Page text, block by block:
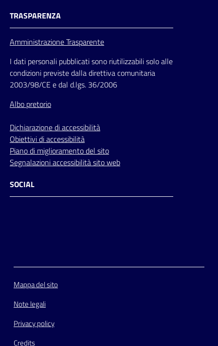
TRASPARENZA
Amministrazione Trasparente
I dati personali pubblicati sono riutilizzabili solo alle
condizioni previste dalla direttiva comunitaria
2003/98/CE e dal d.lgs. 36/2006
Albo pretorio
Dichiarazione di accessibilità
Obiettivi di accessibilità
Piano di miglioramento del sito
Segnalazioni accessibilità sito web
SOCIAL
Mappa del sito
Note legali
Privacy policy
Credits